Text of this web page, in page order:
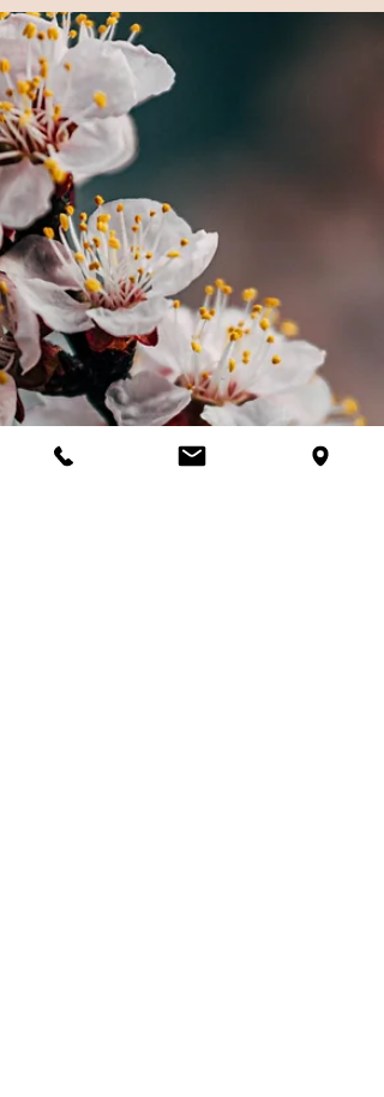
🌿 Verveine citronnée : de
l’arôme du soir à l’histoire
d’une grande voyageuse
Découvrez les bienfaits de la verveine citronnée
(Aloysia citrodora), plante aromatique aux notes
fraîches et apaisantes. Idéale en tisane ou en cuisine,
facilite la digestion, réduit le stress et parfume
délicatement vos recettes. Originaire d’Amérique du
Sud, elle s’est installée en douceur dans nos
herboristeries et jardins. Une alliée naturelle, simple
mais pleine de caractère.